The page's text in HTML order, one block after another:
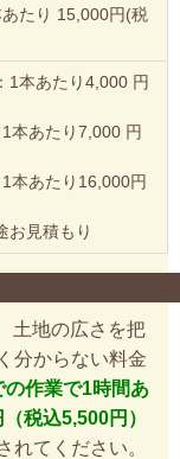
たり 15,000円(税
1本あたり4,000 円
本あたり7,000 円
本あたり16,000円
お見積もり
土地の広さを把
分からない料金
作業で1時間あ
税込5,500円）
れてください。